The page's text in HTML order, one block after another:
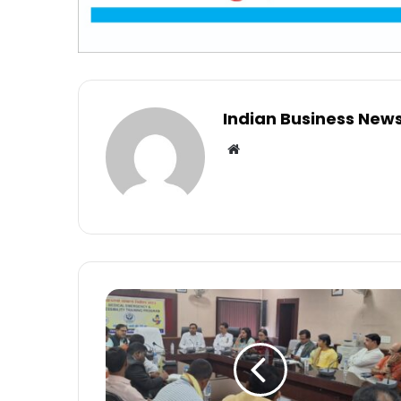
Indian Business
Website